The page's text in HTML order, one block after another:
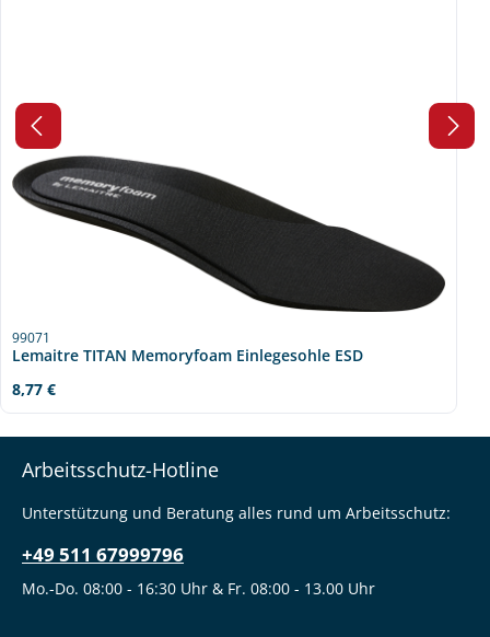
99071
Lemaitre TITAN Memoryfoam Einlegesohle ESD
Regulärer Preis:
8,77 €
Arbeitsschutz-Hotline
Unterstützung und Beratung alles rund um Arbeitsschutz:
+49 511 67999796
Mo.-Do. 08:00 - 16:30 Uhr & Fr. 08:00 - 13.00 Uhr